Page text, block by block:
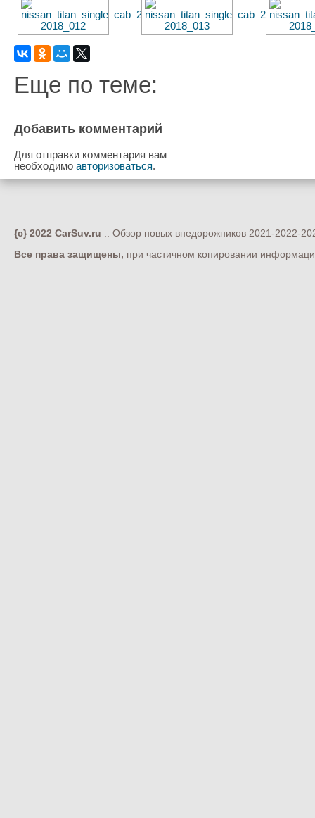
Еще по теме:
Добавить комментарий
Для отправки комментария вам
необходимо авторизоваться.
{c} 2022 CarSuv.ru :: Обзор новых внедорожников 2021-2022-
Все права защищены, при частичном копировании